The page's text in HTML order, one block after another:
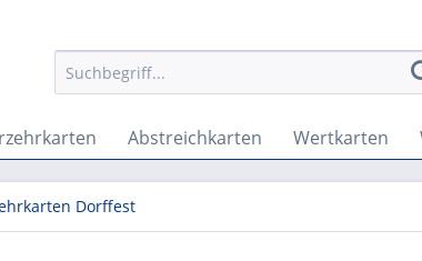
Abstreichkarten Wertkarten
Dorffest